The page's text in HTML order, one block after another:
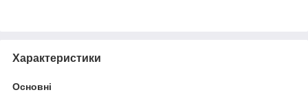
Характеристики
Основні